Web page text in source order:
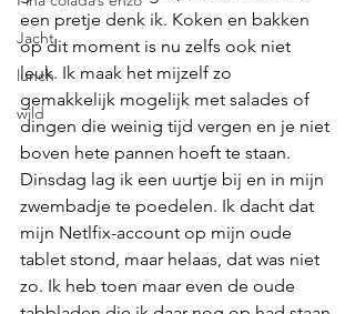
Jacht
lunch
wild
een pretje denk ik. Koken en bakken
op dit moment is nu zelfs ook niet
leuk. Ik maak het mijzelf zo
gemakkelijk mogelijk met salades of
dingen die weinig tijd vergen en je niet
boven hete pannen hoeft te staan.
Dinsdag lag ik een uurtje bij en in mijn
zwembadje te poedelen. Ik dacht dat
mijn Netlfix-account op mijn oude
tablet stond, maar helaas, dat was niet
zo. Ik heb toen maar even de oude